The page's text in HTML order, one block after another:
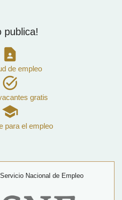
publica!
contact_page
de empleo
task_alt
gratis
school
para el empleo
Nacional de Empleo